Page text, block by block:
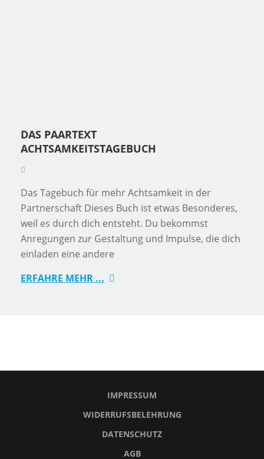
DAS PAARTEXT
ACHTSAMKEITSTAGEBUCH
Das Tagebuch für mehr Achtsamkeit in der
Partnerschaft Dieses Buch ist etwas Besonderes,
weil es durch dich entsteht. Du bekommst
Anregungen zur Gestaltung und Impulse, die dich
einladen eine andere
ERFAHRE MEHR ...
IMPRESSUM
WIDERRUFSBELEHRUNG
DATENSCHUTZ
AGB